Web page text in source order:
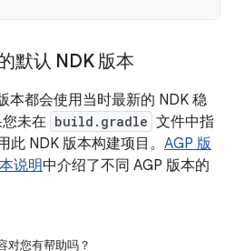
默认 NDK 版本
本都会使用当时最新的 NDK 稳
未在 build.gradle 文件中指
此 NDK 版本构建项目。 AGP 版
说明中介绍了不同 AGP 版本的
对您有帮助吗？